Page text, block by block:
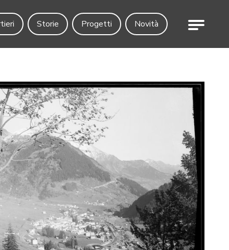
Storie Progetti Novità Menu